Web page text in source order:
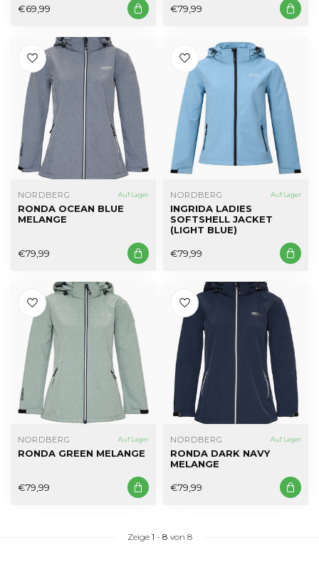
€69,99 €79,99
NORDBERG Auf Lager
RONDA OCEAN BLUE
MELANGE
€79,99
NORDBERG Auf Lager
INGRIDA LADIES
SOFTSHELL JACKET
(LIGHT BLUE)
€79,99
NORDBERG Auf Lager
RONDA GREEN MELANGE
€79,99
NORDBERG Auf Lager
RONDA DARK NAVY
MELANGE
€79,99
Zeige 1 - 8 von 8